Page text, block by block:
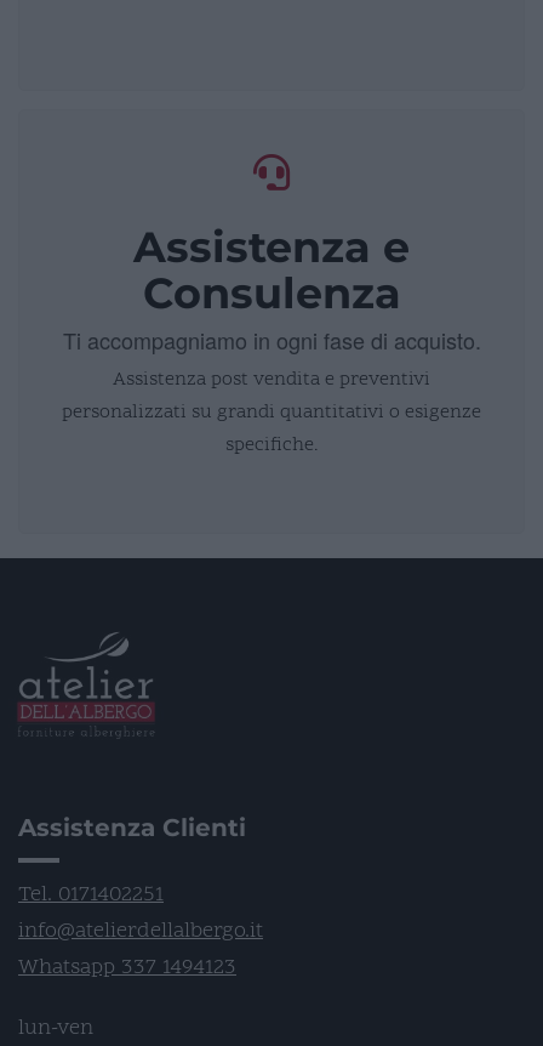
Assistenza e
Consulenza
Ti accompagniamo in ogni fase di acquisto.
Assistenza post vendita e preventivi
personalizzati su grandi quantitativi o esigenze
specifiche.
Assistenza Clienti
Tel. 0171402251
info@atelierdellalbergo.it
Whatsapp 337 1494123
lun-ven